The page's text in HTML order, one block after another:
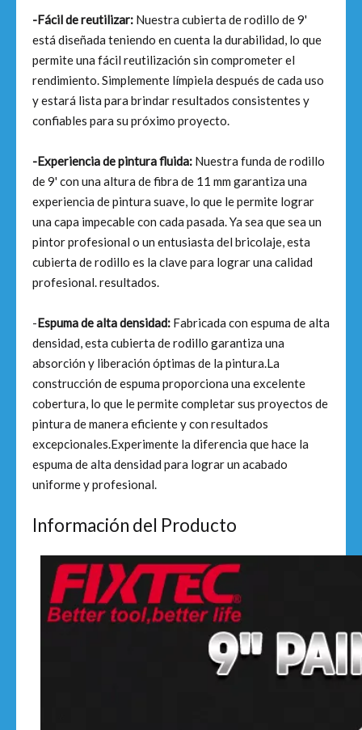
-Fácil de reutilizar: Nuestra cubierta de rodillo de 9'
está diseñada teniendo en cuenta la durabilidad, lo que
permite una fácil reutilización sin comprometer el
rendimiento. Simplemente límpiela después de cada uso
y estará lista para brindar resultados consistentes y
confiables para su próximo proyecto.
-Experiencia de pintura fluida: Nuestra funda de rodillo
de 9' con una altura de fibra de 11 mm garantiza una
experiencia de pintura suave, lo que le permite lograr
una capa impecable con cada pasada. Ya sea que sea un
pintor profesional o un entusiasta del bricolaje, esta
cubierta de rodillo es la clave para lograr una calidad
profesional. resultados.
-Espuma de alta densidad: Fabricada con espuma de alta
densidad, esta cubierta de rodillo garantiza una
absorción y liberación óptimas de la pintura.La
construcción de espuma proporciona una excelente
cobertura, lo que le permite completar sus proyectos de
pintura de manera eficiente y con resultados
excepcionales.Experimente la diferencia que hace la
espuma de alta densidad para lograr un acabado
uniforme y profesional.
Información del Producto